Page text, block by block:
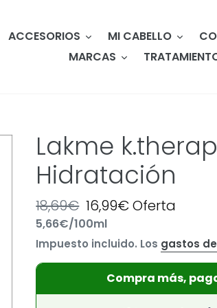
ACCESORIOS MI CABELLO
MARCAS
Lakme
Hidratación
Precio
habitual
18,69€ Precio
de
oferta
16,99€Oferta
Precio
unitario
5,66€/por
100ml
Impuesto incluido. Los gastos
Compra más,